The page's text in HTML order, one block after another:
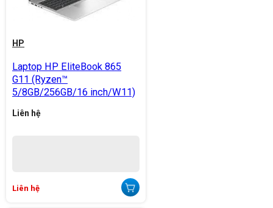
HP
Laptop HP EliteBook 865
G11 (Ryzen™
5/8GB/256GB/16 inch/W11)
Liên hệ
Liên hệ